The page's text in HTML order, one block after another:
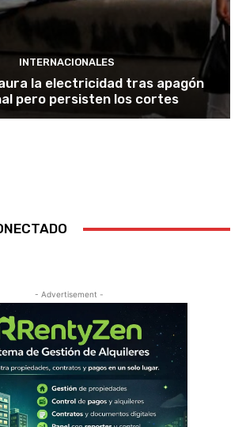
INTERNACIONALES
la electricidad tras apagón
pero persisten los cortes
- Advertisement -